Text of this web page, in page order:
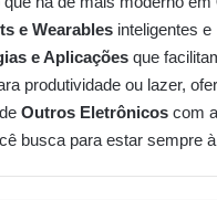
e Wearables inteligentes e
e Aplicações que
produtividade ou lazer,
Outros Eletrônicos com
busca para estar sempre